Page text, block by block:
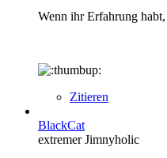
Wenn ihr Erfahrung
Zitieren
BlackCat
extremer Jimnyholic